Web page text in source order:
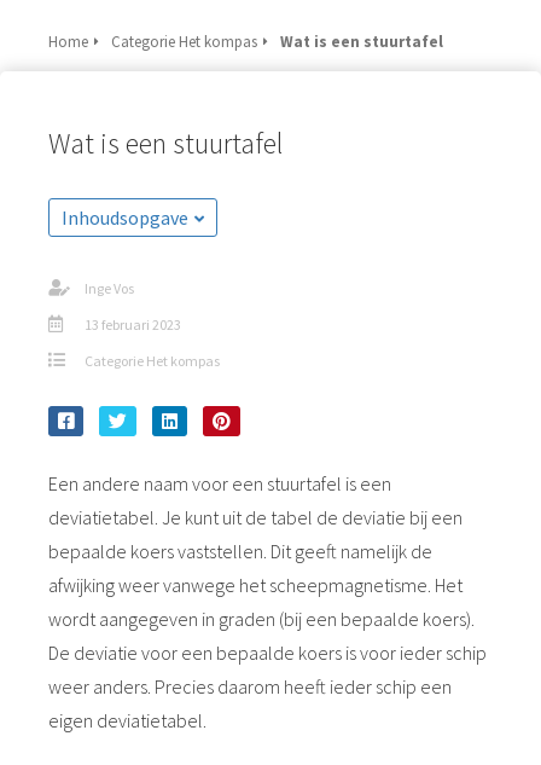
Home Categorie Het kompas Wat is een stuurtafel
Wat is een stuurtafel
Inhoudsopgave
Inge Vos
13 februari 2023
Categorie Het kompas
Een andere naam voor een stuurtafel is een
deviatietabel. Je kunt uit de tabel de deviatie bij een
bepaalde koers vaststellen. Dit geeft namelijk de
afwijking weer vanwege het scheepmagnetisme. Het
wordt aangegeven in graden (bij een bepaalde koers).
De deviatie voor een bepaalde koers is voor ieder schip
weer anders. Precies daarom heeft ieder schip een
eigen deviatietabel.